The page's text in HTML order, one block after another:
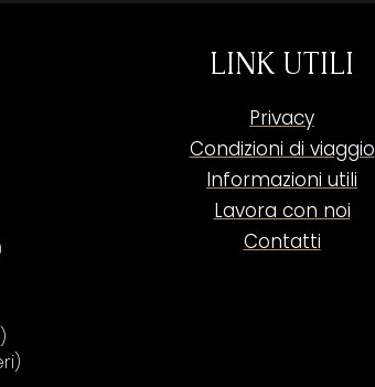
LINK UTILI
Privacy
Condizioni di viaggio
Informazioni utili
Lavora con noi
Contatti